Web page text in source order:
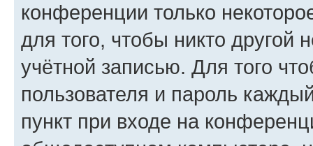
конференции только
для того, чтобы никто другой
учётной записью. Для того
пользователя и пароль
пункт при входе на